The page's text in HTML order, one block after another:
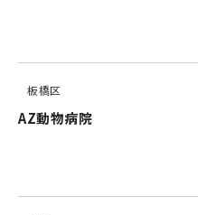
板橋区
AZ動物病院